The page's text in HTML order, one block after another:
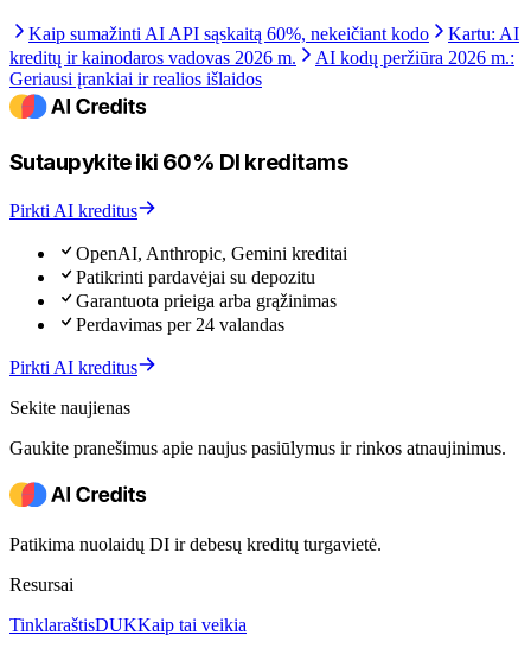
Kaip sumažinti AI API sąskaitą 60%, nekeičiant kodo
Kartu: AI
kreditų ir kainodaros vadovas 2026 m.
AI kodų peržiūra 2026 m.:
Geriausi įrankiai ir realios išlaidos
Sutaupykite iki 60% DI kreditams
Pirkti AI kreditus
OpenAI, Anthropic, Gemini kreditai
Patikrinti pardavėjai su depozitu
Garantuota prieiga arba grąžinimas
Perdavimas per 24 valandas
Pirkti AI kreditus
Sekite naujienas
Gaukite pranešimus apie naujus pasiūlymus ir rinkos atnaujinimus.
Patikima nuolaidų DI ir debesų kreditų turgavietė.
Resursai
TinklaraštisDUKKaip tai veikia